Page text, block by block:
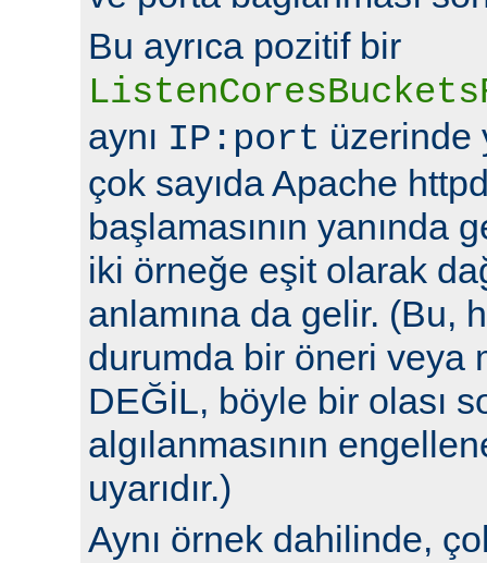
Bu ayrıca pozitif bir
aynı IP:port üzerinde
çok sayıda Apache
başlamasının yanında
iki örneğe eşit olarak
anlamına da gelir. (Bu,
durumda bir öneri veya
DEĞİL, böyle bir olası
algılanmasının
uyarıdır.)
Aynı örnek dahilinde,